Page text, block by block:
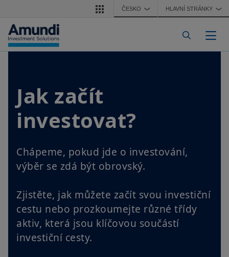
Přejít k hlavnímu obsahu ČESKO ❯ HLAVNÍ STRÁNKY ❯
Jak začít
investovat?
Chápeme, pokud jde o investování,
výběr se zdá být obrovský.
Zjistěte, jak můžete začít svou investiční
cestu nebo prozkoumejte různé třídy
aktiv, která jsou klíčovou součástí
investiční cesty.